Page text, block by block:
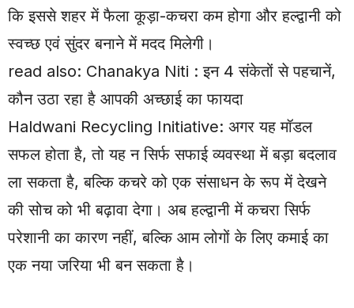
कि इससे शहर में फैला कूड़ा-कचरा कम होगा और हल्द्वानी को
स्वच्छ एवं सुंदर बनाने में मदद मिलेगी।
read also: Chanakya Niti : इन 4 संकेतों से पहचानें,
कौन उठा रहा है आपकी अच्छाई का फायदा
Haldwani Recycling Initiative: अगर यह मॉडल
सफल होता है, तो यह न सिर्फ सफाई व्यवस्था में बड़ा बदलाव
ला सकता है, बल्कि कचरे को एक संसाधन के रूप में देखने
की सोच को भी बढ़ावा देगा। अब हल्द्वानी में कचरा सिर्फ
परेशानी का कारण नहीं, बल्कि आम लोगों के लिए कमाई का
एक नया जरिया भी बन सकता है।